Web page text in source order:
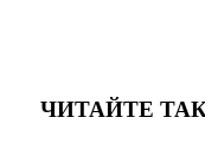
ЧИТАЙТЕ